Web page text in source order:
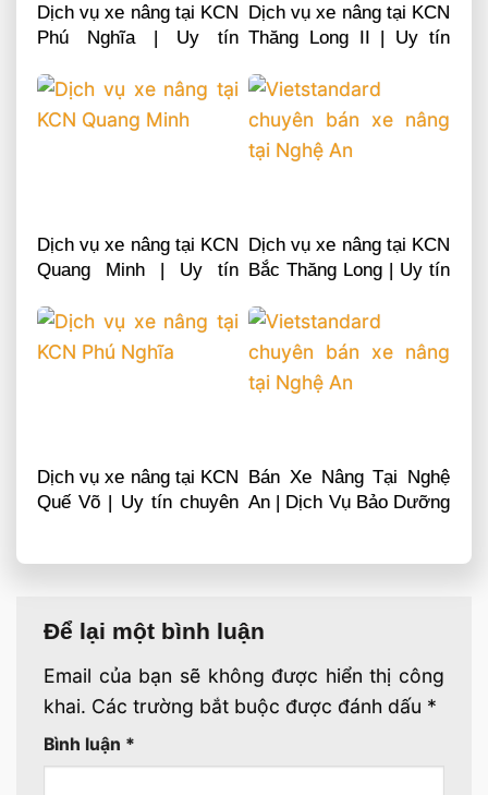
Dịch vụ xe nâng tại KCN
Phú Nghĩa | Uy tín
0868481555
Dịch vụ xe nâng tại KCN
Thăng Long II | Uy tín
0868481555
Dịch vụ xe nâng tại KCN
Quang Minh | Uy tín
0868481555
Dịch vụ xe nâng tại KCN
Bắc Thăng Long | Uy tín
0868481555
Dịch vụ xe nâng tại KCN
Quế Võ | Uy tín chuyên
Bán Xe Nâng Tại Nghệ
An | Dịch Vụ Bảo Dưỡng
Để lại một bình luận
Email của bạn sẽ không được hiển thị công
khai. Các trường bắt buộc được đánh dấu *
Bình luận *